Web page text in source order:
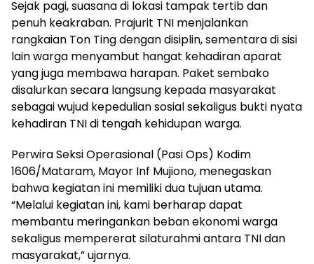
Sejak pagi, suasana di lokasi tampak tertib dan
penuh keakraban. Prajurit TNI menjalankan
rangkaian Ton Ting dengan disiplin, sementara di sisi
lain warga menyambut hangat kehadiran aparat
yang juga membawa harapan. Paket sembako
disalurkan secara langsung kepada masyarakat
sebagai wujud kepedulian sosial sekaligus bukti nyata
kehadiran TNI di tengah kehidupan warga.
Perwira Seksi Operasional (Pasi Ops) Kodim
1606/Mataram, Mayor Inf Mujiono, menegaskan
bahwa kegiatan ini memiliki dua tujuan utama.
“Melalui kegiatan ini, kami berharap dapat
membantu meringankan beban ekonomi warga
sekaligus mempererat silaturahmi antara TNI dan
masyarakat,” ujarnya.